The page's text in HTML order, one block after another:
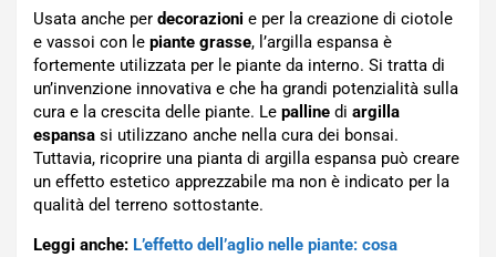
Usata anche per decorazioni e per la creazione di ciotole
e vassoi con le piante grasse, l’argilla espansa è
fortemente utilizzata per le piante da interno. Si tratta di
un’invenzione innovativa e che ha grandi potenzialità sulla
cura e la crescita delle piante. Le palline di argilla
espansa si utilizzano anche nella cura dei bonsai.
Tuttavia, ricoprire una pianta di argilla espansa può creare
un effetto estetico apprezzabile ma non è indicato per la
qualità del terreno sottostante.
Leggi anche: L’effetto dell’aglio nelle piante: cosa